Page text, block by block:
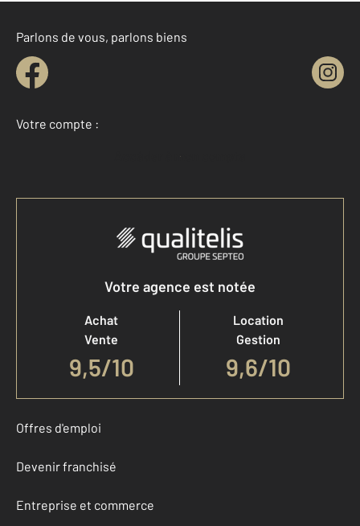
Parlons de vous, parlons biens
Votre compte :
Accéder à mon compte
Votre agence est notée
Achat
Vente
9,5/10
Location
Gestion
9,6/10
Offres d'emploi
Devenir franchisé
Entreprise et commerce